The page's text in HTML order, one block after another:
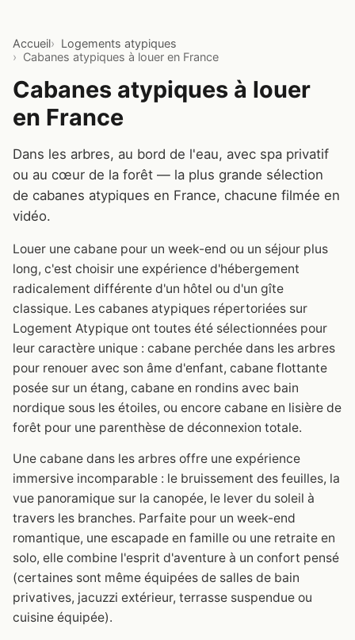
Accueil
Logements atypiques
Cabanes atypiques à louer en France
Cabanes atypiques à louer
en France
Dans les arbres, au bord de l'eau, avec spa privatif
ou au cœur de la forêt — la plus grande sélection
de cabanes atypiques en France, chacune filmée en
vidéo.
Louer une cabane pour un week-end ou un séjour plus
long, c'est choisir une expérience d'hébergement
radicalement différente d'un hôtel ou d'un gîte
classique. Les cabanes atypiques répertoriées sur
Logement Atypique ont toutes été sélectionnées pour
leur caractère unique : cabane perchée dans les arbres
pour renouer avec son âme d'enfant, cabane flottante
posée sur un étang, cabane en rondins avec bain
nordique sous les étoiles, ou encore cabane en lisière de
forêt pour une parenthèse de déconnexion totale.
Une cabane dans les arbres offre une expérience
immersive incomparable : le bruissement des feuilles, la
vue panoramique sur la canopée, le lever du soleil à
travers les branches. Parfaite pour un week-end
romantique, une escapade en famille ou une retraite en
solo, elle combine l'esprit d'aventure à un confort pensé
(certaines sont même équipées de salles de bain
privatives, jacuzzi extérieur, terrasse suspendue ou
cuisine équipée).